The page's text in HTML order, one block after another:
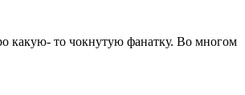
какую- то чокнутую фанатку. Во многом